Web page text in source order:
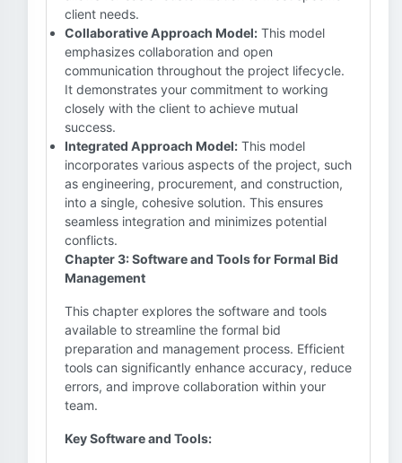
client needs.
Collaborative Approach Model: This model
emphasizes collaboration and open
communication throughout the project lifecycle.
It demonstrates your commitment to working
closely with the client to achieve mutual
success.
Integrated Approach Model: This model
incorporates various aspects of the project, such
as engineering, procurement, and construction,
into a single, cohesive solution. This ensures
seamless integration and minimizes potential
conflicts.
Chapter 3: Software and Tools for Formal Bid
Management
This chapter explores the software and tools
available to streamline the formal bid
preparation and management process. Efficient
tools can significantly enhance accuracy, reduce
errors, and improve collaboration within your
team.
Key Software and Tools: